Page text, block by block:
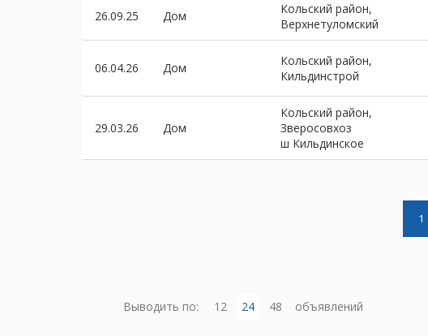
26.09.25 Дом
Кольский район,
Верхнетуломский
06.04.26 Дом
Кольский район,
Кильдинстрой
29.03.26 Дом
Кольский район,
Зверосовхоз
ш Кильдинское
1
Выводить по: 12 24 48 объявлений